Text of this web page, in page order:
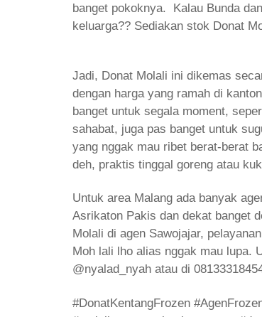
banget pokoknya. Kalau Bunda
keluarga?? Sediakan stok Donat
Jadi, Donat Molali ini dikemas
dengan harga yang ramah di
banget untuk segala moment,
sahabat, juga pas banget untuk
yang nggak mau ribet berat-berat
deh, praktis tinggal goreng atau
Untuk area Malang ada banyak
Asrikaton Pakis dan dekat banget
Molali di agen Sawojajar,
Moh lali lho alias nggak mau lupa.
@nyalad_nyah atau di
#DonatKentangFrozen